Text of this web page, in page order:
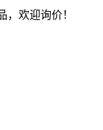
欢迎询价！